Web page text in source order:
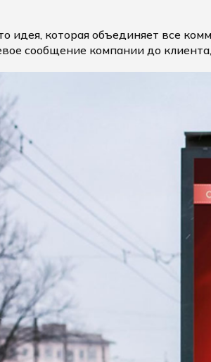
идея, которая объединяет все
сообщение компании до